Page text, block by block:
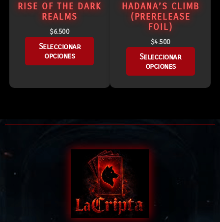
RISE OF THE DARK
REALMS
$6.500
Seleccionar
opciones
HADANA’S CLIMB
(PRERELEASE
FOIL)
$4.500
Seleccionar
opciones